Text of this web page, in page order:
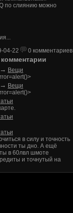
по слиянию можно
04-22
0 комментариев
→ Вещи
→ Вещи
в силу и точность
ты дно. А ещё
в 60лвл шмоте
и точнутый на